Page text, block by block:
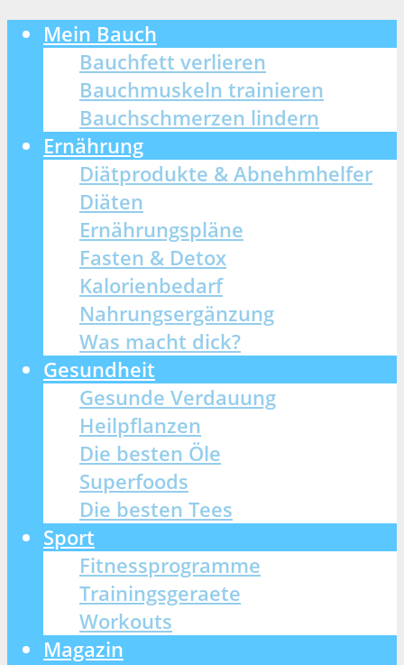
Mein Bauch
Bauchfett verlieren
Bauchmuskeln trainieren
Bauchschmerzen lindern
Ernährung
Diätprodukte & Abnehmhelfer
Diäten
Ernährungspläne
Fasten & Detox
Kalorienbedarf
Nahrungsergänzung
Was macht dick?
Gesundheit
Gesunde Verdauung
Heilpflanzen
Die besten Öle
Superfoods
Die besten Tees
Sport
Fitnessprogramme
Trainingsgeraete
Workouts
Magazin